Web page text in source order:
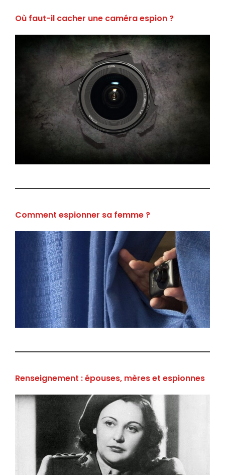
Où faut-il cacher une caméra espion ?
Comment espionner sa femme ?
Renseignement : épouses, mères et espionnes